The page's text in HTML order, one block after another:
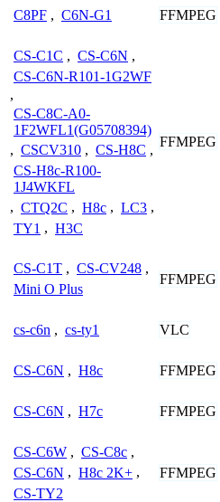
C8PF , C6N-G1 FFMPEG
CS-C1C , CS-C6N ,
CS-C6N-R101-1G2WF
,
CS-C8C-A0-
1F2WFL1(G05708394)
, CSCV310 , CS-H8C ,
CS-H8c-R100-
1J4WKFL
, CTQ2C , H8c , LC3 ,
TY1 , H3C
FFMPEG
CS-C1T , CS-CV248 ,
Mini O Plus
FFMPEG
cs-c6n , cs-ty1 VLC
CS-C6N , H8c FFMPEG
CS-C6N , H7c FFMPEG
CS-C6W , CS-C8c ,
CS-C6N , H8c 2K+ ,
CS-TY2
FFMPEG